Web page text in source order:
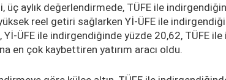
üç aylık değerlendirmede, TÜFE ile
yüksek reel getiri sağlarken Yİ-ÜFE ile
Yİ-ÜFE ile indirgendiğinde yüzde 20,62, TÜFE
en çok kaybettiren yatırım aracı oldu.